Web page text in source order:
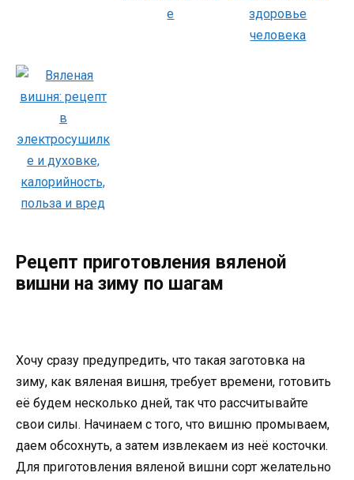
Рецепт приготовления вяленой
вишни на зиму по шагам
Хочу сразу предупредить, что такая заготовка на
зиму, как вяленая вишня, требует времени, готовить
её будем несколько дней, так что рассчитывайте
свои силы. Начинаем с того, что вишню промываем,
даем обсохнуть, а затем извлекаем из неё косточки.
Для приготовления вяленой вишни сорт желательно